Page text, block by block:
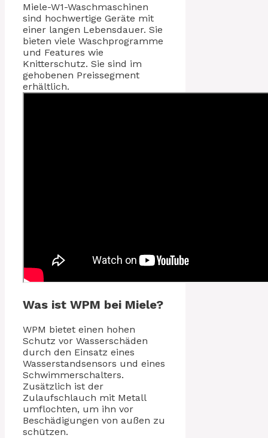
Miele-W1-Waschmaschinen
sind hochwertige Geräte mit
einer langen Lebensdauer. Sie
bieten viele Waschprogramme
und Features wie
Knitterschutz. Sie sind im
gehobenen Preissegment
erhältlich.
Was ist WPM bei Miele?
WPM bietet einen hohen
Schutz vor Wasserschäden
durch den Einsatz eines
Wasserstandsensors und eines
Schwimmerschalters.
Zusätzlich ist der
Zulaufschlauch mit Metall
umflochten, um ihn vor
Beschädigungen von außen zu
schützen.